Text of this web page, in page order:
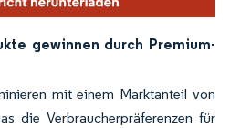
gewinnen durch Premium-
mit einem Marktanteil von
die Verbraucherpräferenzen für